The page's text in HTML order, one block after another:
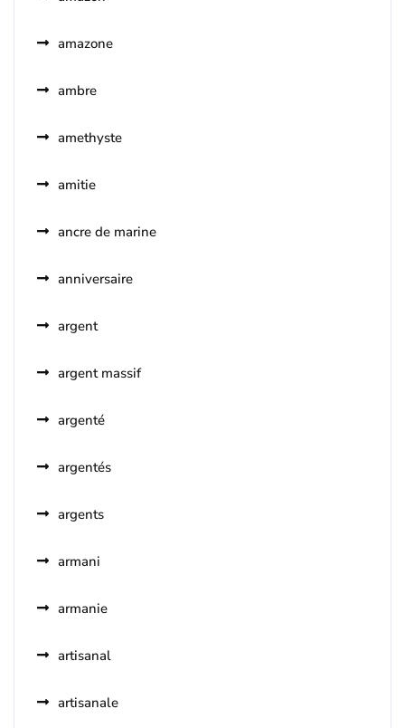
amazone
ambre
amethyste
amitie
ancre de marine
anniversaire
argent
argent massif
argenté
argentés
argents
armani
armanie
artisanal
artisanale